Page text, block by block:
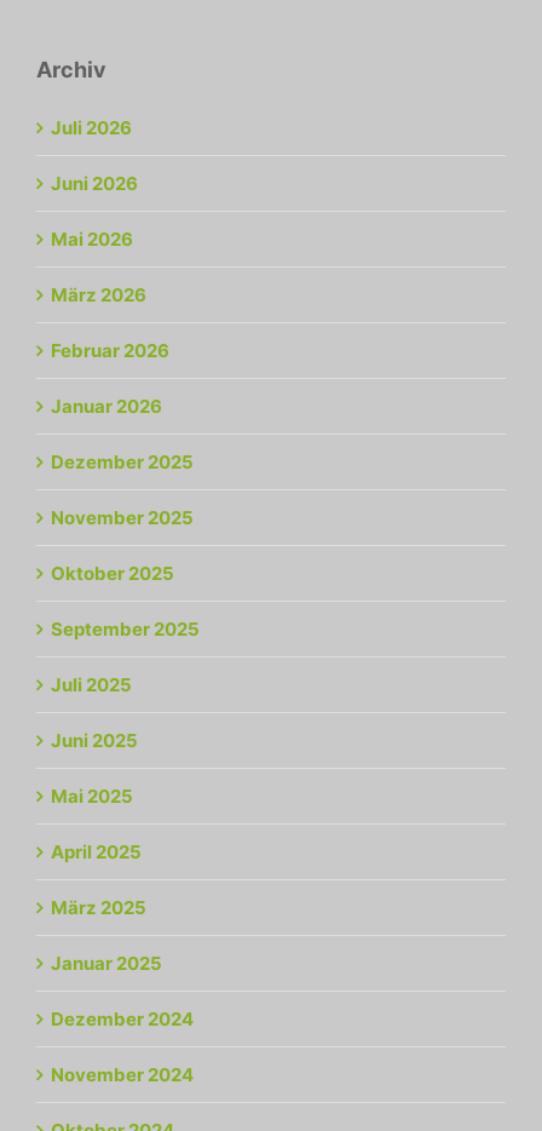
Archiv
Juli 2026
Juni 2026
Mai 2026
März 2026
Februar 2026
Januar 2026
Dezember 2025
November 2025
Oktober 2025
September 2025
Juli 2025
Juni 2025
Mai 2025
April 2025
März 2025
Januar 2025
Dezember 2024
November 2024